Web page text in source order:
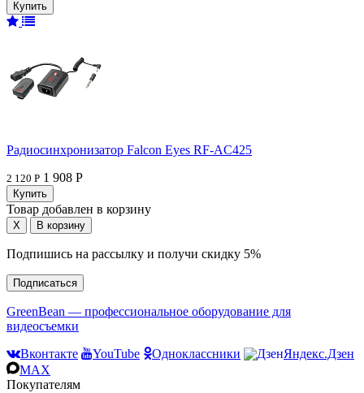
Радиосинхронизатор Falcon Eyes RF-AC425
2 120 Р 1 908 Р
Товар добавлен в корзину
Подпишись на рассылку и получи скидку 5%
Подписаться
GreenBean — профессиональное оборудование для
видеосъемки
Вконтакте
YouTube Одноклассники
Яндекс.Дзен
MAX
Покупателям